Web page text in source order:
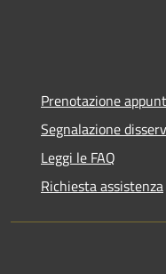
Prenotazione
Segnalazione
Leggi le FAQ
Richiesta assistenza